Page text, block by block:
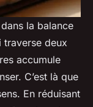
la balance
deux
accumule
C’est là que
En réduisant